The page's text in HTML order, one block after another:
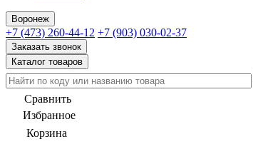
Воронеж
+7 (473) 260-44-12 +7 (903) 030-02-37
Заказать звонок
Каталог товаров
Сравнить
Избранное
Корзина